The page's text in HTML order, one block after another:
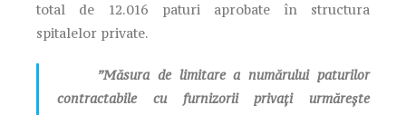
total de 12.016 paturi aprobate în structura
spitalelor private.
”Măsura de limitare a numărului paturilor
contractabile cu furnizorii privați urmărește